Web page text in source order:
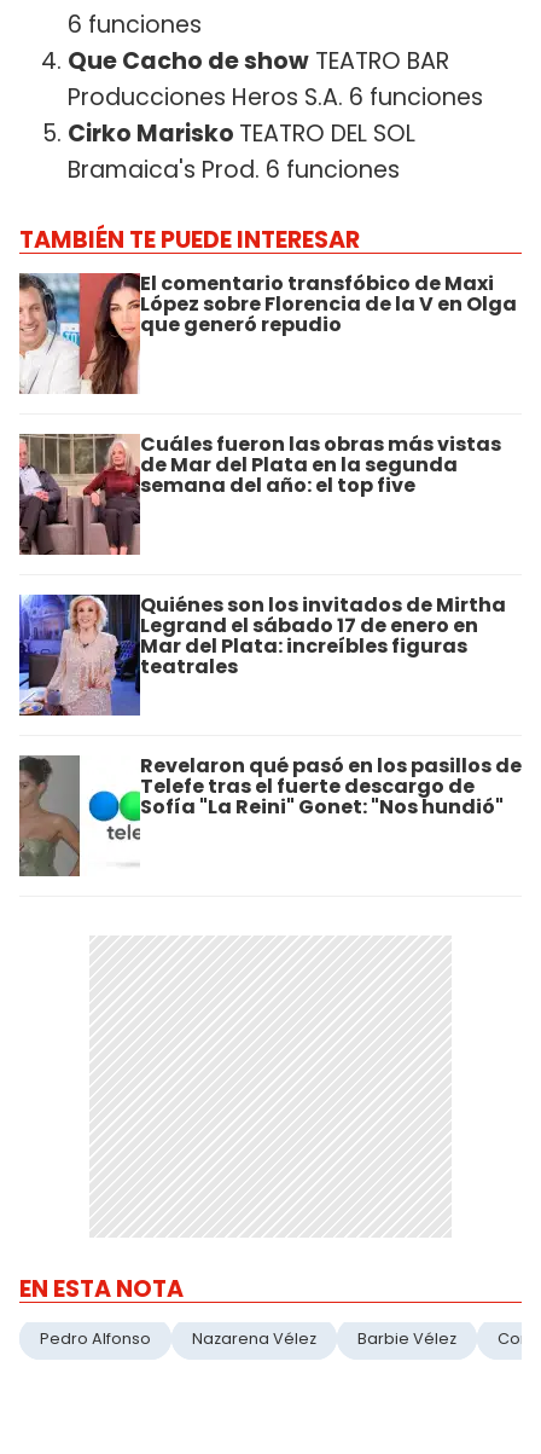
6 funciones
Que Cacho de show TEATRO BAR
Producciones Heros S.A. 6 funciones
Cirko Marisko TEATRO DEL SOL
Bramaica's Prod. 6 funciones
TAMBIÉN TE PUEDE INTERESAR
El comentario transfóbico de Maxi
López sobre Florencia de la V en Olga
que generó repudio
Cuáles fueron las obras más vistas
de Mar del Plata en la segunda
semana del año: el top five
Quiénes son los invitados de Mirtha
Legrand el sábado 17 de enero en
Mar del Plata: increíbles figuras
teatrales
Revelaron qué pasó en los pasillos de
Telefe tras el fuerte descargo de
Sofía "La Reini" Gonet: "Nos hundió"
EN ESTA NOTA
Pedro Alfonso Nazarena Vélez Barbie Vélez